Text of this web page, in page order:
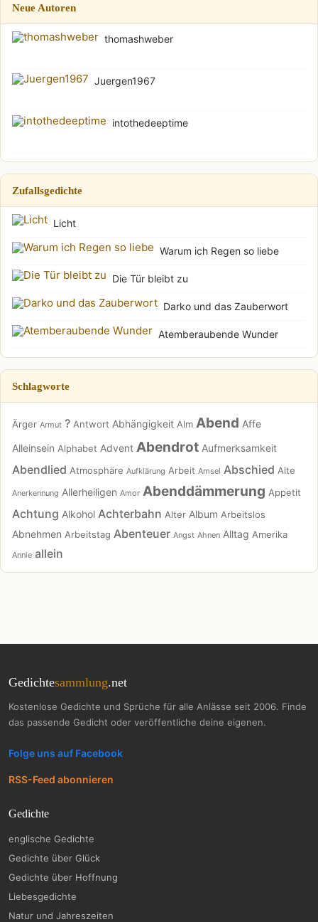
Neue Autoren
thomashweber
Juergen1967
intothedeeptime
Zufallsgedichte
Licht
Warum ich Regen so liebe
Die Tür bleibt zu
Darko und das Zauberwort
Atemberaubende Wunder
Schlagworte
Ärger Armut ? Antwort Abhängigkeit Alm Abend Affe
Alleinsein Alphabet Advent Abendrot Aufmerksamkeit
Abendlied Atmosphäre Aufklärung Arbeit Amsel Abschied Alte
Anerkennung Allerheiligen Amor Abenddämmerung Appetit
Achtung Alkohol Achterbahn Alter Album Arbeitslos
Abnehmen Arbeitstag Abenteuer Angst Ahnen Alltag Amerika
Annie allein
Gedichtesammlung.net
Kostenlose Gedichte und Sprüche für alle Anlässe seit 2006. Finde
das passende Gedicht oder veröffentliche deine eigenen.
Folge uns auf Facebook
RSS-Feed abonnieren
Gedichte
englische Gedichte
Gedichte über Glück
Gedichte über Hoffnung
Liebesgedichte
Natur und Jahreszeiten